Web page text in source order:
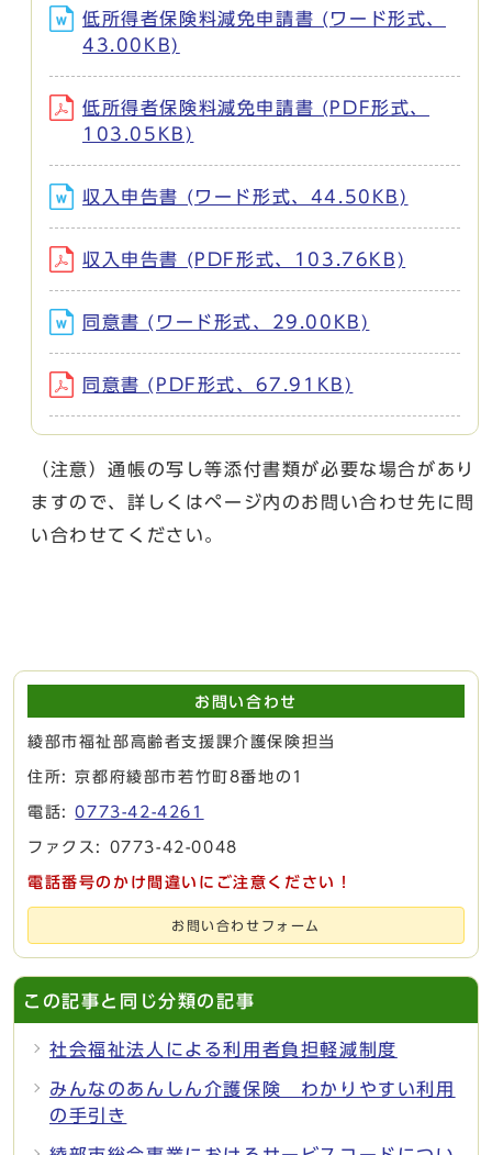
低所得者保険料減免申請書 (ワード形式、
43.00KB)
低所得者保険料減免申請書 (PDF形式、
103.05KB)
収入申告書 (ワード形式、44.50KB)
収入申告書 (PDF形式、103.76KB)
同意書 (ワード形式、29.00KB)
同意書 (PDF形式、67.91KB)
（注意）通帳の写し等添付書類が必要な場合があり
ますので、詳しくはページ内のお問い合わせ先に問
い合わせてください。
お問い合わせ
綾部市福祉部高齢者支援課介護保険担当
住所: 京都府綾部市若竹町8番地の1
電話:0773-42-4261
ファクス: 0773-42-0048
電話番号のかけ間違いにご注意ください！
お問い合わせフォーム
この記事と同じ分類の記事
社会福祉法人による利用者負担軽減制度
みんなのあんしん介護保険 わかりやすい利用
の手引き